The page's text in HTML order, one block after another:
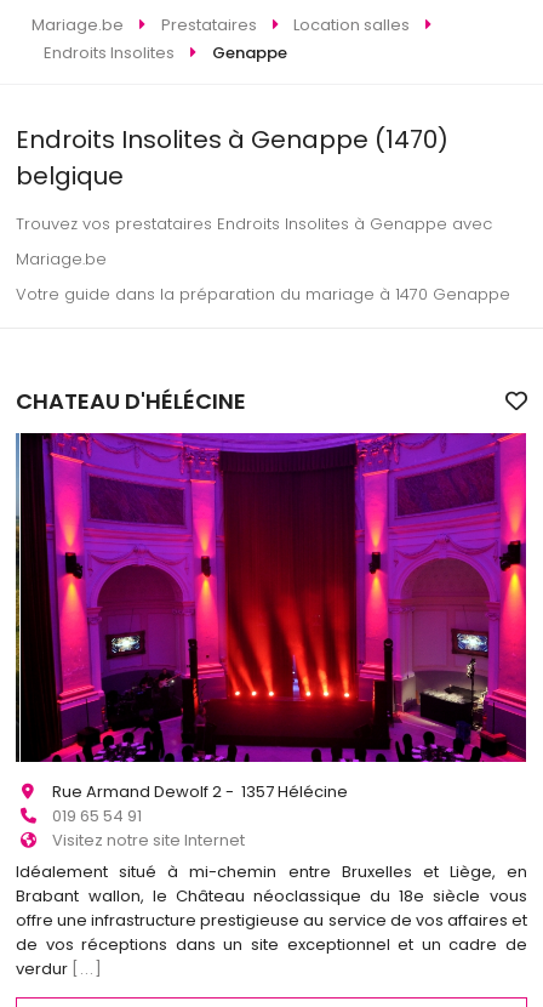
Mariage.be Prestataires
Location salles
Endroits Insolites
Genappe
Endroits Insolites à Genappe (1470)
belgique
Trouvez vos prestataires Endroits Insolites à Genappe avec
Mariage.be
Votre guide dans la préparation du mariage à 1470 Genappe
CHATEAU D'HÉLÉCINE
Rue Armand Dewolf 2 - 1357 Hélécine
019 65 54 91
Visitez notre site Internet
Idéalement situé à mi-chemin entre Bruxelles et Liège, en
Brabant wallon, le Château néoclassique du 18e siècle vous
offre une infrastructure prestigieuse au service de vos affaires et
de vos réceptions dans un site exceptionnel et un cadre de
verdur [...]